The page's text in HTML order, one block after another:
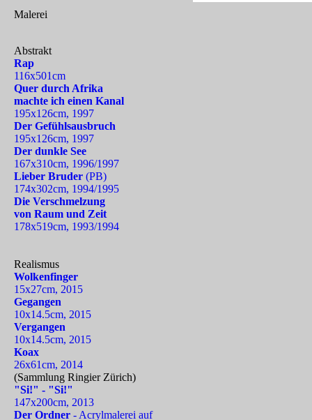
Malerei
Abstrakt
Rap
116x501cm
Quer durch Afrika
machte ich einen Kanal
195x126cm, 1997
Der Gefühlsausbruch
195x126cm, 1997
Der dunkle See
167x310cm, 1996/1997
Lieber Bruder (PB)
174x302cm, 1994/1995
Die Verschmelzung
von Raum und Zeit
178x519cm, 1993/1994
Realismus
Wolkenfinger
15x27cm, 2015
Gegangen
10x14.5cm, 2015
Vergangen
10x14.5cm, 2015
Koax
26x61cm, 2014
(Sammlung Ringier Zürich)
"Si!" - "Si!"
147x200cm, 2013
Der Ordner - Acrylmalerei auf